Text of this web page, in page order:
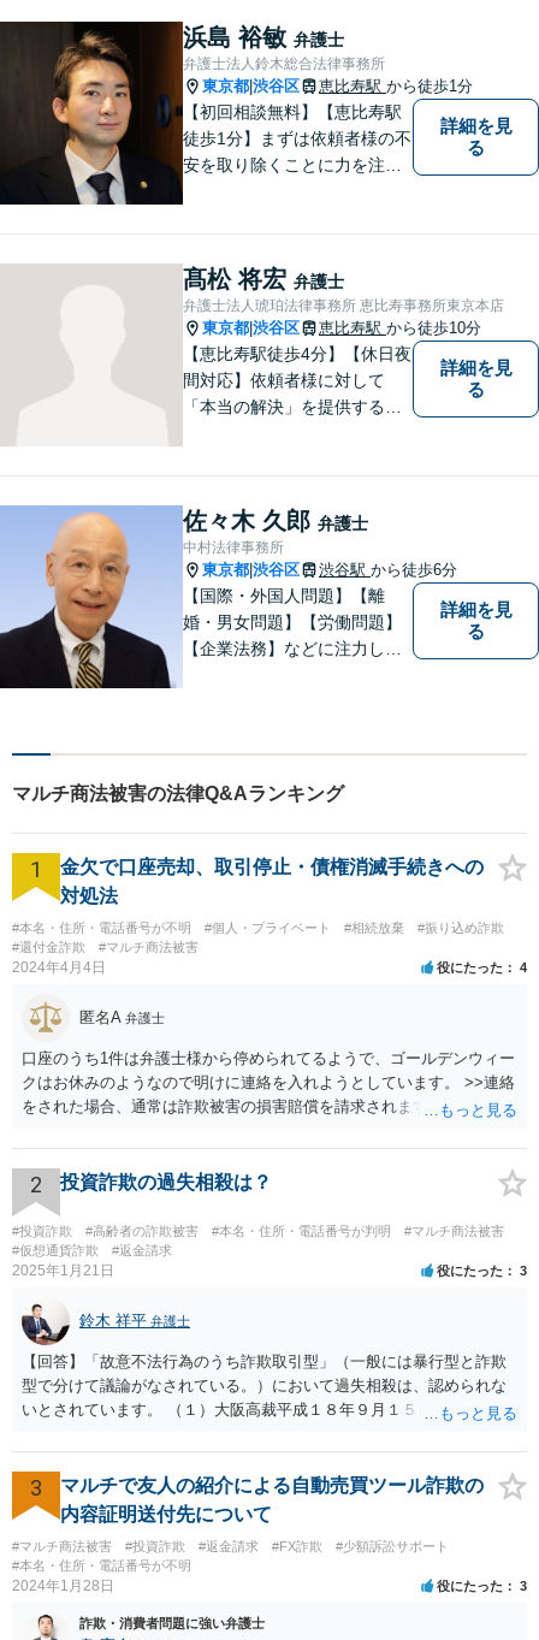
業法務・借金・刑事事件・労
働トラブル・離婚問題などお
悩みのことはぜひご相談下さ
い。
浜島 裕敏 弁護士
弁護士法人鈴木総合法律事務所
東京都 渋谷区 恵比寿駅 から徒歩1分
【初回相談無料】【恵比寿駅
徒歩1分】まずは依頼者様の不
安を取り除くことに力を注い
事件・労働トラブル・離婚問
題などお悩みのことはぜひご
相談ください。
詳細を見
る
髙松 将宏 弁護士
弁護士法人琥珀法律事務所 恵比寿事務所東京本店
東京都 渋谷区 恵比寿駅 から徒歩10分
【恵比寿駅徒歩4分】【休日夜
間対応】依頼者様に対して
「本当の解決」を提供するべ
ど、幅広い問題に対応可能◎
密なコミュニケーションを重
視し、納得の解決へ導きま
す。
詳細を見
る
佐々木 久郎 弁護士
中村法律事務所
東京都 渋谷区 渋谷駅 から徒歩6分
【国際・外国人問題】【離
婚・男女問題】【労働問題】
【企業法務】などに注力して
詳細を見
る
マルチ商法被害の法律Q&Aランキング
1
金欠で口座売却、取引停止・債権消滅手続きへの
対処法
#本名・住所・電話番号が不明 #個人・プライベート #相続放棄
#振り込め詐欺
#還付金詐欺
#マルチ商法被害
2024年4月4日 役にたった 4
匿名A 弁護士
口座のうち1件は弁護士様から停められてるようで、ゴールデンウィー
クはお休みのようなので明けに連絡を入れようとしています。 >>連絡
をされた場合、通常は詐欺被害の損害賠償を請求されますのでご留意
2 投資詐欺の過失相殺は？
#投資詐欺 #高齢者の詐欺被害 #本名・住所・電話番号が判明
#マルチ商法被害
#仮想通貨詐欺
#返金請求
2025年1月21日 役にたった 3
鈴木 祥平 弁護士
【回答】「故意不法行為のうち詐欺取引型」（一般には暴行型と詐欺
型で分けて議論がなされている。）において過失相殺は、認められな
いとされています。 （１）大阪高裁平成１８年９月１５日裁判例 裁判
相殺は、本来文字通り過失のある当事者同士の損害の公平な分担調整
のための法制度であり、元来故意の不法行為の場合にはなじまないも
のというべきである。なぜなら、故意の不法行為は、加害者が悪意を
もって一方的に被害者に対して仕掛けるものであり、根本的に被害者
に生じた痛みをともに分け合うための基盤を欠く上、取引的不法行為
における加害者の故意は、通常、被害者の落ち度或いは弱み、不意、
らにつけ込むものであるから、被害者が加害者の思惑どおりに落ち度
3
マルチで友人の紹介による自動売買ツール詐欺の
内容証明送付先について
#マルチ商法被害 #投資詐欺 #返金請求 #FX詐欺
#少額訴訟サポート
#本名・住所・電話番号が不明
2024年1月28日 役にたった 3
詐欺・消費者問題に強い弁護士